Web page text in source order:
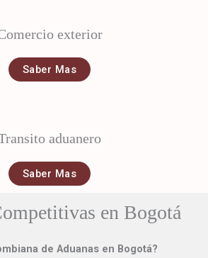
exterior
Saber Mas
aduanero
Saber Mas
en Bogotá
de Aduanas en Bogotá?